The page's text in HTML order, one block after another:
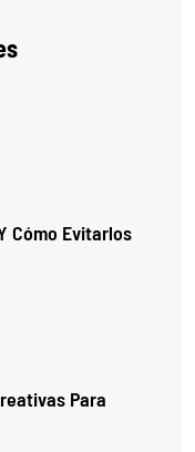
Cómo Evitarlos
Para